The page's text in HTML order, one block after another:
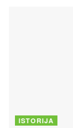
ISTORIJA